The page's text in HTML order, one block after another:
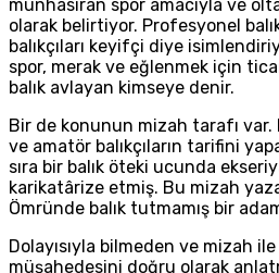
münhasıran spor amacıyla ve
olarak belirtiyor. Profesyonel
balıkçıları keyifçi diye
spor, merak ve eğlenmek için
balık avlayan kimseye denir.
Bir de konunun mizah tarafı var.
ve amatör balıkçıların tarifini
sıra bir balık öteki ucunda
karikatârize etmiş. Bu mizah
Ömründe balık tutmamış bir
Dolayısıyla bilmeden ve mizah
müşahedesini doğru olarak